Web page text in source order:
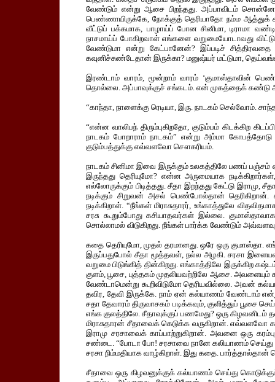
வேண்டும் என்று ஆசை பிறந்தது. அப்பாவிடம்
பெண்ணாயிருக்கே, நோக்குத் தெரியாதோ நம்ம ஆத்துக்
வீட்டுப் பக்கமாக, பாழாய்ப் போன சினிமா, டிராமா
நாசமாய்ப் போகிறவாள் எங்களை வறுமையோடாவது
வேண்டுமா என்று கேட்பானேன்? இப்படிச்
கவுனிச்சுண்டேதான் இருக்கா? மனுஷ்யர் மட்டுமா,
இரண்டாம் வாரம், மூன்றாம் வாரம் ‘குமாஸ்தாவின்
தொல்லை. அப்பாவுக்குச் சங்கடம். என் முகத்தைக் கண்டு
“காந்தா, நாளைக்கு ரெடியா, இரு. நாடகம் செல்வோம்.
“என்ன வாலிபந் திரும்புகிறதோ, குடும்பம் கிடக்கிற
நாடகம் போறாராம் நாடகம்” என்று அம்மா
குடும்பத்துக்கு எவ்வளவோ சௌகரியம்.
நாடகம் சினிமா இவை இருக்கும் உலகத்திலே பணப்
இருந்தது தெரியுமோ? என்ன அருமையாக
எல்லோருக்கும் பிடித்தது. சீதா இறந்தது கேட்டு இராமு,
நடிக்கும் சிறுவன் அசல் பெண்போல்தான்
நடிக்கிறாள். “நீங்கள் மிராசுதாரர், உங்காத்துலே
சரசு கூறும்போது கசியாதவர்கள் இல்லை.
சொல்லாமல் விடுகிறது. நீங்கள் பார்க்க வேண்டும்
கதை தெரியுமோ, முதல் தரமானது. ஒரே ஒரு
இருப்பதுபோல் சீதா மூத்தவள், நல்ல அழகி. சரசா
வறுமை பிடுங்கித் தின்கிறது. எங்காத்திலே இருக்கிற
குளம், பூசை, புத்தகம் முதலியவற்றிலே ஆசை.
வேண்டாமென்று கூறிவிடுமோ தெரியவில்லை. அவன்
தவிர, தேவி இருக்கே. நாம் ஏன் கல்யாணம் வேண்டாம்
சதா தேவாரம் திருவாசகம் படிக்கவும், குளித்துப் பூசை
எங்க குலத்திலே. சீதாவுக்குப் பணமேது? ஒரு
மிராசுதாரன் சீதாவைக் கெடுக்க வருகிறான். எவ்வளவோ
இராமு சரசாவைக் காப்பாற்றுகிறான். அவனை ஒரு
சண்டை. “போடா போ! சரசாவை நானே கலியாணம் செய்து
சரசா நிம்மதியாக வாழ்கிறாள். இது கதை. பார்த்தால்தான்
சீதாவை ஒரு கிழவனுக்குக் கல்யாணம் செய்து